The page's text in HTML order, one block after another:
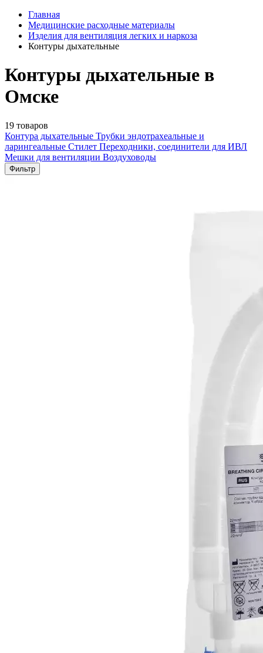
Главная
Медицинские расходные материалы
Изделия для вентиляция легких и наркоза
Контуры дыхательные
Контуры дыхательные в
Омске
19 товаров
Контура дыхательные Трубки эндотрахеальные и
ларингеальные Стилет Переходники, соединители для ИВЛ
Мешки для вентиляции Воздуховоды
Фильтр